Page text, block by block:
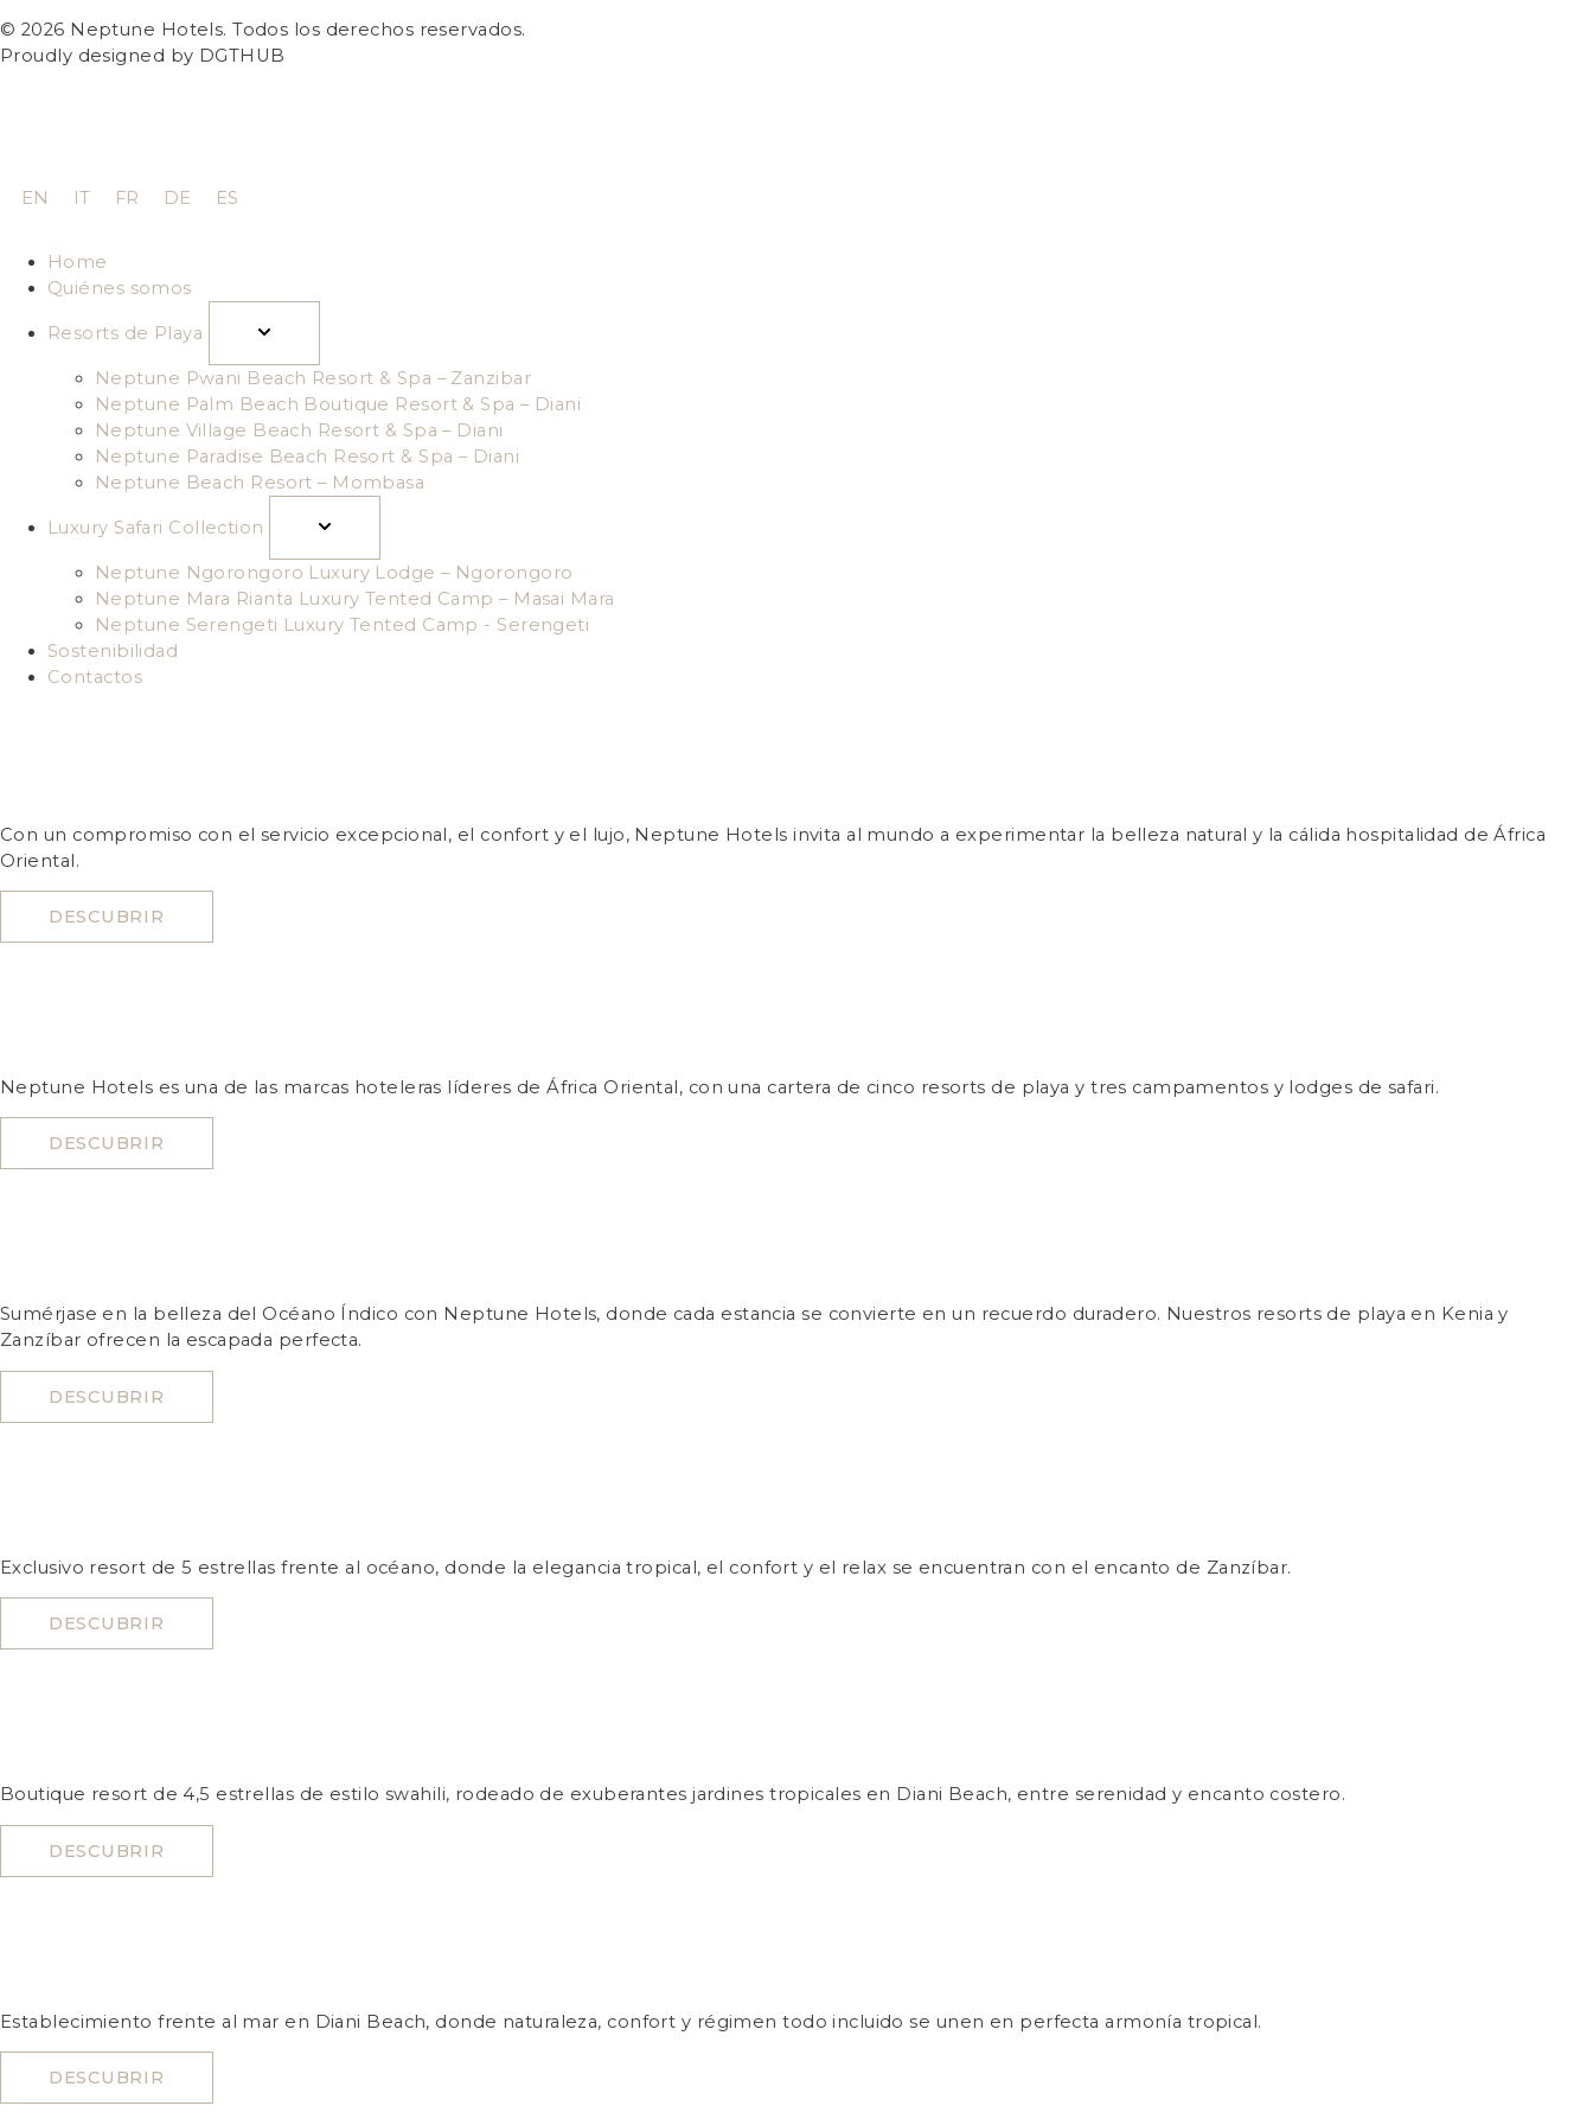
© 2026 Neptune Hotels. Todos los derechos reservados.
Proudly designed by DGTHUB
EN IT FR DE ES
Home
Quiénes somos
Resorts de Playa
Neptune Pwani Beach Resort & Spa – Zanzibar
Neptune Palm Beach Boutique Resort & Spa – Diani
Neptune Village Beach Resort & Spa – Diani
Neptune Paradise Beach Resort & Spa – Diani
Neptune Beach Resort – Mombasa
Luxury Safari Collection
Neptune Ngorongoro Luxury Lodge – Ngorongoro
Neptune Mara Rianta Luxury Tented Camp – Masai Mara
Neptune Serengeti Luxury Tented Camp - Serengeti
Sostenibilidad
Contactos
Con un compromiso con el servicio excepcional, el confort y el lujo, Neptune Hotels invita al mundo a experimentar la belleza natural y la cálida hospitalidad de África
Oriental.
DESCUBRIR
Neptune Hotels es una de las marcas hoteleras líderes de África Oriental, con una cartera de cinco resorts de playa y tres campamentos y lodges de safari.
DESCUBRIR
Sumérjase en la belleza del Océano Índico con Neptune Hotels, donde cada estancia se convierte en un recuerdo duradero. Nuestros resorts de playa en Kenia y
Zanzíbar ofrecen la escapada perfecta.
DESCUBRIR
Exclusivo resort de 5 estrellas frente al océano, donde la elegancia tropical, el confort y el relax se encuentran con el encanto de Zanzíbar.
DESCUBRIR
Boutique resort de 4,5 estrellas de estilo swahili, rodeado de exuberantes jardines tropicales en Diani Beach, entre serenidad y encanto costero.
DESCUBRIR
Establecimiento frente al mar en Diani Beach, donde naturaleza, confort y régimen todo incluido se unen en perfecta armonía tropical.
DESCUBRIR